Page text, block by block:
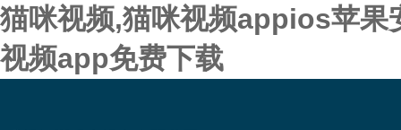
猫咪视频,猫咪视频appios苹果
视频app免费下载